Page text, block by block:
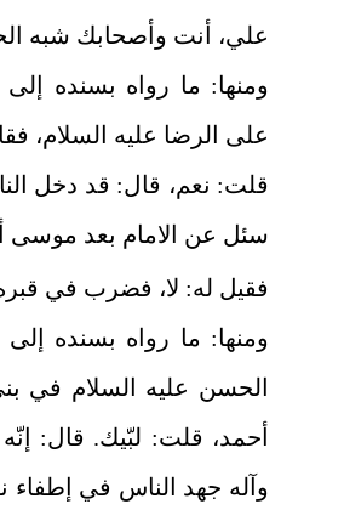
علي، أنت وأصحابك شبه
ومنها: ما رواه بسنده
على الرضا عليه ‌السلام،
قلت: نعم، قال: قد دخل
سئل عن الامام بعد موسى
فقيل له: لا، فضرب في
ومنها: ما رواه بسنده
الحسن عليه ‌السلام في
أحمد، قلت: لبّيك. قال:
وآله جهد الناس في إطفاء